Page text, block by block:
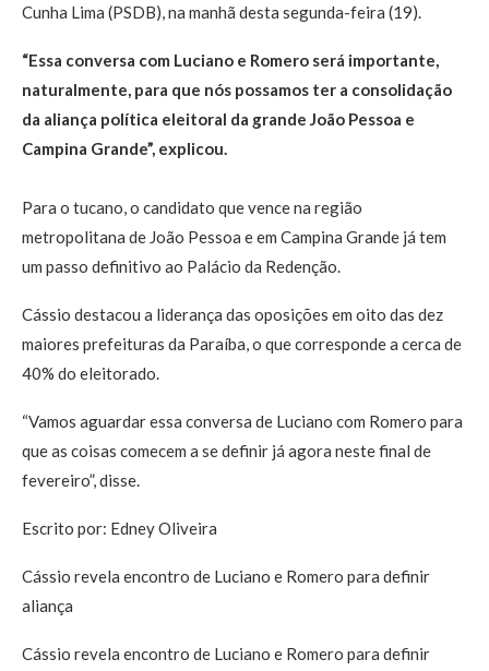
Cunha Lima (PSDB), na manhã desta segunda-feira (19).
“Essa conversa com Luciano e Romero será importante,
naturalmente, para que nós possamos ter a consolidação
da aliança política eleitoral da grande João Pessoa e
Campina Grande”, explicou.
Para o tucano, o candidato que vence na região
metropolitana de João Pessoa e em Campina Grande já tem
um passo definitivo ao Palácio da Redenção.
Cássio destacou a liderança das oposições em oito das dez
maiores prefeituras da Paraíba, o que corresponde a cerca de
40% do eleitorado.
“Vamos aguardar essa conversa de Luciano com Romero para
que as coisas comecem a se definir já agora neste final de
fevereiro”, disse.
Escrito por: Edney Oliveira
Cássio revela encontro de Luciano e Romero para definir
aliança
Cássio revela encontro de Luciano e Romero para definir